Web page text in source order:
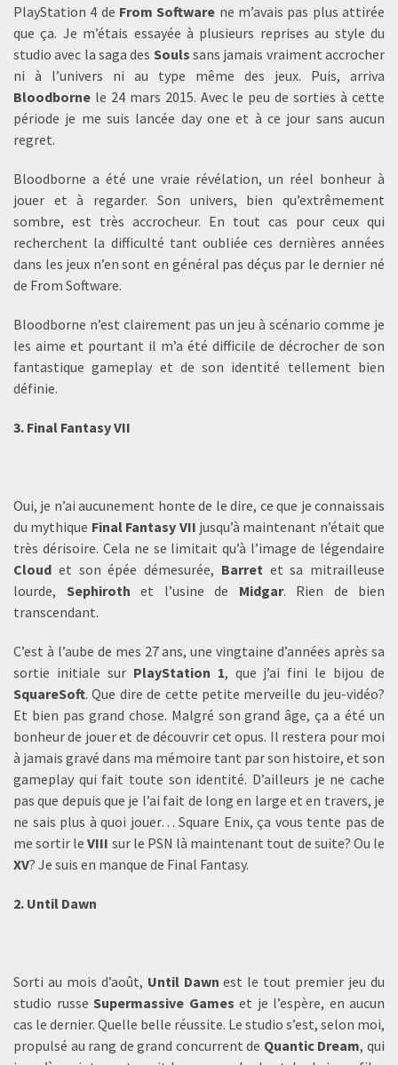
PlayStation 4 de From Software ne m’avais pas plus attirée
que ça. Je m’étais essayée à plusieurs reprises au style du
studio avec la saga des Souls sans jamais vraiment accrocher
ni à l’univers ni au type même des jeux. Puis, arriva
Bloodborne le 24 mars 2015. Avec le peu de sorties à cette
période je me suis lancée day one et à ce jour sans aucun
regret.
Bloodborne a été une vraie révélation, un réel bonheur à
jouer et à regarder. Son univers, bien qu’extrêmement
sombre, est très accrocheur. En tout cas pour ceux qui
recherchent la difficulté tant oubliée ces dernières années
dans les jeux n’en sont en général pas déçus par le dernier né
de From Software.
Bloodborne n’est clairement pas un jeu à scénario comme je
les aime et pourtant il m’a été difficile de décrocher de son
fantastique gameplay et de son identité tellement bien
définie.
3. Final Fantasy VII
Oui, je n’ai aucunement honte de le dire, ce que je connaissais
du mythique Final Fantasy VII jusqu’à maintenant n’était que
très dérisoire. Cela ne se limitait qu’à l’image de légendaire
Cloud et son épée démesurée, Barret et sa mitrailleuse
lourde, Sephiroth et l’usine de Midgar. Rien de bien
transcendant.
C’est à l’aube de mes 27 ans, une vingtaine d’années après sa
sortie initiale sur PlayStation 1, que j’ai fini le bijou de
SquareSoft. Que dire de cette petite merveille du jeu-vidéo?
Et bien pas grand chose. Malgré son grand âge, ça a été un
bonheur de jouer et de découvrir cet opus. Il restera pour moi
à jamais gravé dans ma mémoire tant par son histoire, et son
gameplay qui fait toute son identité. D’ailleurs je ne cache
pas que depuis que je l’ai fait de long en large et en travers, je
ne sais plus à quoi jouer… Square Enix, ça vous tente pas de
me sortir leVIII sur le PSN là maintenant tout de suite? Ou le
XV? Je suis en manque de Final Fantasy.
2. Until Dawn
Sorti au mois d’août, Until Dawn est le tout premier jeu du
studio russe Supermassive Games et je l’espère, en aucun
cas le dernier. Quelle belle réussite. Le studio s’est, selon moi,
propulsé au rang de grand concurrent de Quantic Dream, qui